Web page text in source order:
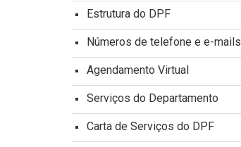
Estrutura do DPF
Números de telefone e e-mails
Agendamento Virtual
Serviços do Departamento
Carta de Serviços do DPF